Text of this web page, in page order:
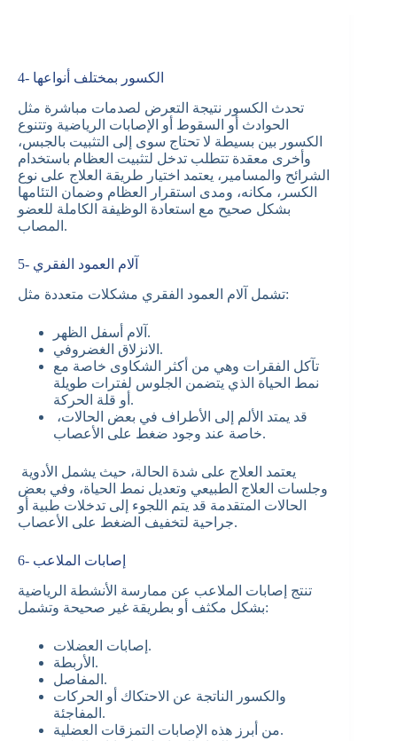
4- الكسور بمختلف أنواعها
تحدث الكسور نتيجة التعرض لصدمات مباشرة مثل
الحوادث أو السقوط أو الإصابات الرياضية وتتنوع
الكسور بين بسيطة لا تحتاج سوى إلى التثبيت بالجبس،
وأخرى معقدة تتطلب تدخل لتثبيت العظام باستخدام
الشرائح والمسامير، يعتمد اختيار طريقة العلاج على نوع
الكسر، مكانه، ومدى استقرار العظام وضمان التئامها
بشكل صحيح مع استعادة الوظيفة الكاملة للعضو
المصاب.
5- آلام العمود الفقري
تشمل آلام العمود الفقري مشكلات متعددة مثل:
آلام أسفل الظهر.
الانزلاق الغضروفي.
تآكل الفقرات وهي من أكثر الشكاوى خاصة مع
نمط الحياة الذي يتضمن الجلوس لفترات طويلة
أو قلة الحركة.
خاصة عند وجود ضغط على الأعصاب.
يعتمد العلاج على شدة الحالة، حيث يشمل الأدوية
وجلسات العلاج الطبيعي وتعديل نمط الحياة، وفي بعض
الحالات المتقدمة قد يتم اللجوء إلى تدخلات طبية أو
جراحية لتخفيف الضغط على الأعصاب.
6- إصابات الملاعب
تنتج إصابات الملاعب عن ممارسة الأنشطة الرياضية
بشكل مكثف أو بطريقة غير صحيحة وتشمل:
إصابات العضلات.
الأربطة.
المفاصل.
والكسور الناتجة عن الاحتكاك أو الحركات
المفاجئة.
من أبرز هذه الإصابات التمزقات العضلية.